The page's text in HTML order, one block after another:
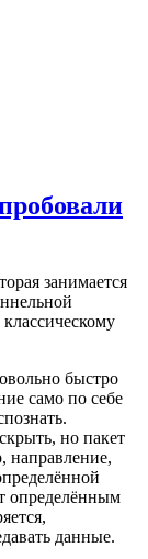
занимается
быстро
само по себе
но пакет
направление,
определённым
данные.